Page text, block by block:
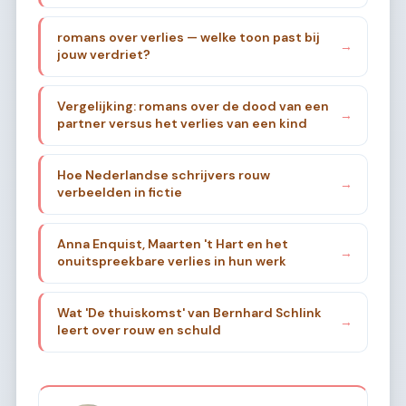
romans over verlies — welke toon past bij
jouw verdriet?
→
Vergelijking: romans over de dood van een
partner versus het verlies van een kind
→
Hoe Nederlandse schrijvers rouw
verbeelden in fictie
→
Anna Enquist, Maarten 't Hart en het
onuitspreekbare verlies in hun werk
→
Wat 'De thuiskomst' van Bernhard Schlink
leert over rouw en schuld
→